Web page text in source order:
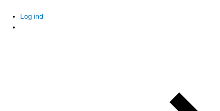
content
Log ind